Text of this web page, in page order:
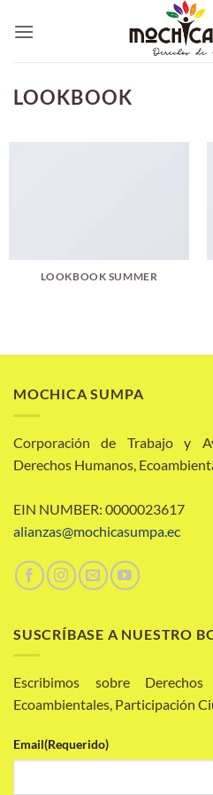
LOOKBOOK
LOOKBOOK SUMMER
MOCHICA SUMPA
Corporación de Trabajo y
Derechos Humanos,
EIN NUMBER: 0000023617
alianzas@mochicasumpa.ec
SUSCRÍBASE A NUESTRO
Escribimos sobre
Ecoambientales, Participación
Email(Requerido)